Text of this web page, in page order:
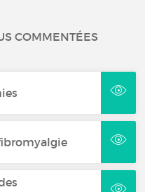
COMMENTÉES